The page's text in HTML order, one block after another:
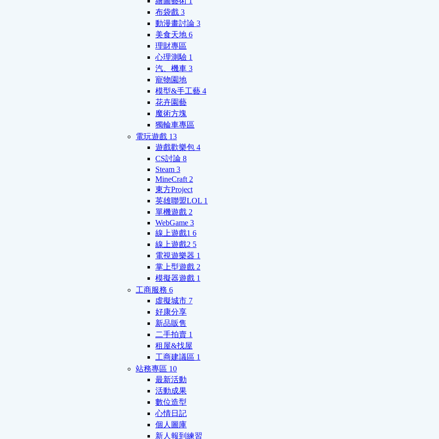
布袋戲 3
動漫畫討論 3
美食天地 6
理財專區
心理測驗 1
汽、機車 3
寵物園地
模型&手工藝 4
花卉園藝
魔術方塊
獨輪車專區
電玩遊戲 13
遊戲歡樂包 4
CS討論 8
Steam 3
MineCraft 2
東方Project
英雄聯盟LOL 1
單機遊戲 2
WebGame 3
線上遊戲1 6
線上遊戲2 5
電視遊樂器 1
掌上型遊戲 2
模擬器遊戲 1
工商服務 6
虛擬城市 7
好康分享
新品販售
二手拍賣 1
租屋&找屋
工商建議區 1
站務專區 10
最新活動
活動成果
數位造型
心情日記
個人圖庫
新人報到練習